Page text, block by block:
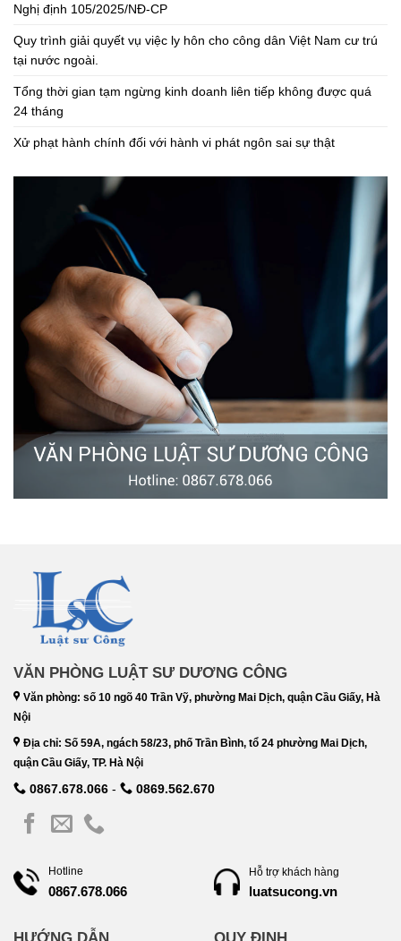
Nghị định 105/2025/NĐ-CP
Quy trình giải quyết vụ việc ly hôn cho công dân Việt Nam cư trú
tại nước ngoài.
Tổng thời gian tạm ngừng kinh doanh liên tiếp không được quá
24 tháng
Xử phạt hành chính đối với hành vi phát ngôn sai sự thật
VĂN PHÒNG LUẬT SƯ DƯƠNG CÔNG
Văn phòng: số 10 ngõ 40 Trần Vỹ, phường Mai Dịch, quận Cầu Giấy, Hà
Nội
Địa chỉ: Số 59A, ngách 58/23, phố Trần Bình, tổ 24 phường Mai Dịch,
quận Cầu Giấy, TP. Hà Nội
0867.678.066 - 0869.562.670
Hotline
0867.678.066
HƯỚNG DẪN
Hỗ trợ khách hàng
luatsucong.vn
QUY ĐỊNH